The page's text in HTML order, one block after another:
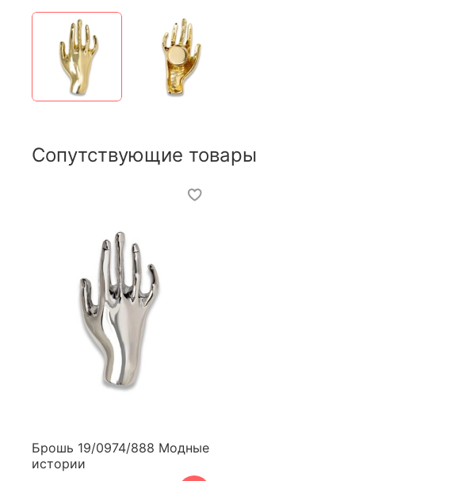
Сопутствующие товары
Брошь 19/0974/888 Модные
истории